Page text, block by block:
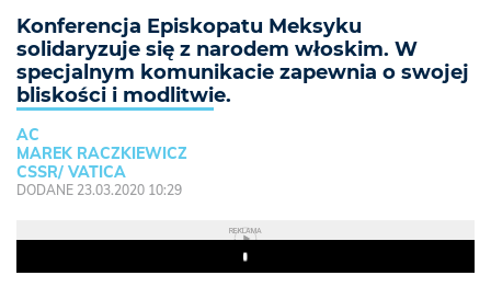
Konferencja Episkopatu Meksyku
solidaryzuje się z narodem włoskim. W
specjalnym komunikacie zapewnia o swojej
bliskości i modlitwie.
AC
MAREK RACZKIEWICZ
CSSR/ VATICA
DODANE 23.03.2020 10:29
REKLAMA
Play